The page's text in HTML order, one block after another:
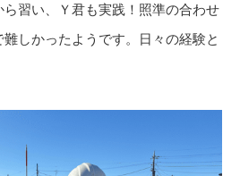
習い、Ｙ君も実践！照準の合わせ
しかったようです。日々の経験と